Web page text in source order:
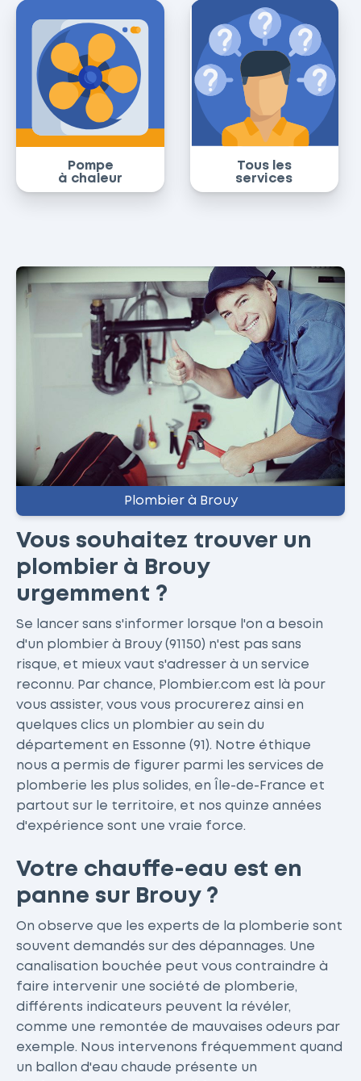
Pompe
à chaleur
Tous les
services
Plombier à Brouy
Vous souhaitez trouver un
plombier à Brouy
urgemment ?
Se lancer sans s'informer lorsque l'on a besoin
d'un plombier à Brouy (91150) n'est pas sans
risque, et mieux vaut s'adresser à un service
reconnu. Par chance, Plombier.com est là pour
vous assister, vous vous procurerez ainsi en
quelques clics un plombier au sein du
département en Essonne (91). Notre éthique
nous a permis de figurer parmi les services de
plomberie les plus solides, en Île-de-France et
partout sur le territoire, et nos quinze années
d'expérience sont une vraie force.
Votre chauffe-eau est en
panne sur Brouy ?
On observe que les experts de la plomberie sont
souvent demandés sur des dépannages. Une
canalisation bouchée peut vous contraindre à
faire intervenir une société de plomberie,
différents indicateurs peuvent la révéler,
comme une remontée de mauvaises odeurs par
exemple. Nous intervenons fréquemment quand
un ballon d'eau chaude présente un